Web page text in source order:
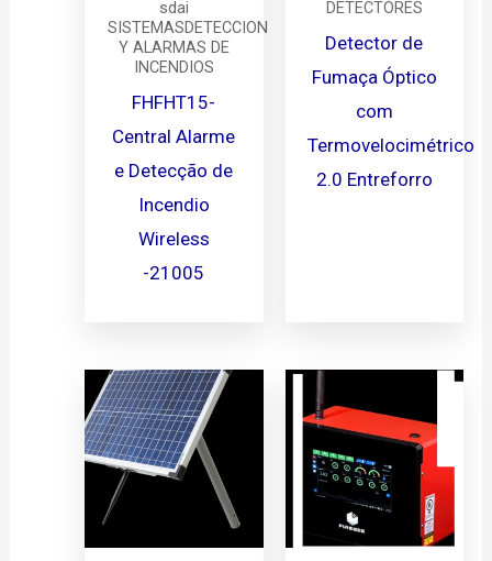
sdai
SISTEMASDETECCION
Y ALARMAS DE
INCENDIOS
FHFHT15-
Central Alarme
e Detecção de
Incendio
Wireless
-21005
DETECTORES
Detector de
Fumaça Óptico
com
Termovelocimétrico
2.0 Entreforro